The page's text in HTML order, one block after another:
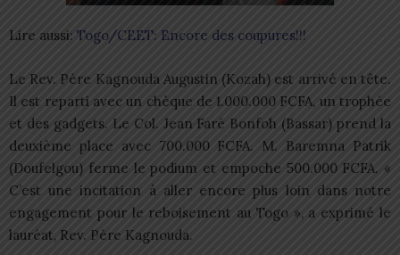
Lire aussi: Togo/CEET: Encore des coupures!!!
Le Rev. Père Kagnouda Augustin (Kozah) est arrivé en tête.
Il est reparti avec un chèque de 1.000.000 FCFA, un trophée
et des gadgets. Le Col. Jean Faré Bonfoh (Bassar) prend la
deuxième place avec 700.000 FCFA. M. Baremna Patrik
(Doufelgou) ferme le podium et empoche 500.000 FCFA. «
C’est une incitation à aller encore plus loin dans notre
engagement pour le reboisement au Togo », a exprimé le
lauréat, Rev. Père Kagnouda.